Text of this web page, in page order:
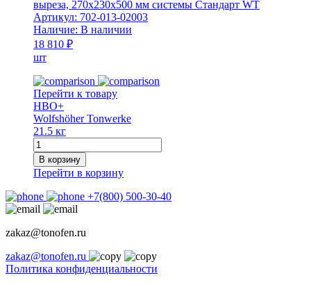
выреза, 270x230x500 мм системы Стандарт WT
Артикул: 702-013-02003
Наличие: В наличии
18 810 ₽
шт
Перейти к товару
HBO+
Wolfshöher Tonwerke
21.5 кг
Количество
товара
Модуль
для
дымового
канала
HBO+
220x180мм,
выреза,
270x230x500
В корзину
Перейти в корзину
+7(800) 500-30-40
zakaz@tonofen.ru
zakaz@tonofen.ru
Политика конфиденциальности